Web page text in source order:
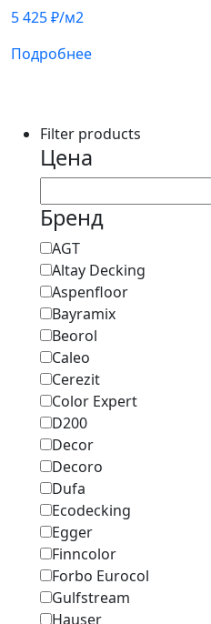
5 425₽/м2
Подробнее
Filter products
Цена
Бренд
AGT
Altay Decking
Aspenfloor
Bayramix
Beorol
Caleo
Cerezit
Color Expert
D200
Decor
Decoro
Dufa
Ecodecking
Egger
Finncolor
Forbo Eurocol
Gulfstream
Hauser